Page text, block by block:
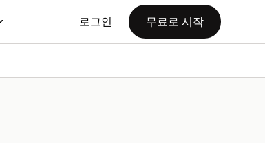
로그인 무료로 시작